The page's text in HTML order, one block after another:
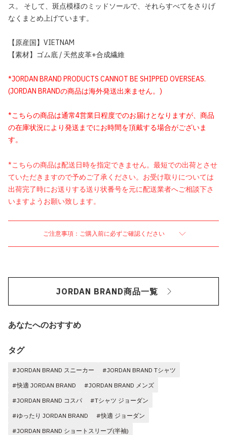
ス。 そして、斑点模様のミッドソールで、それらすべてをさりげ
なくまとめ上げています。
【原産国】VIETNAM
【素材】ゴム底 / 天然皮革+合成繊維
*JORDAN BRAND PRODUCTS CANNOT BE SHIPPED OVERSEAS.
(JORDAN BRANDの商品は海外発送出来ません。)
*こちらの商品は通常4営業日程度でのお届けとなりますが、商品
の在庫状況により発送までにお時間を頂戴する場合がございま
す。
*こちらの商品は配送日時を指定できません。最短での出荷とさせ
ていただきますので予めご了承ください。お受け取りについては
出荷完了時にお送りする送り状番号を元に配送業者へご相談下さ
いますようお願い致します。
ご注意事項：ご購入前に必ずご確認ください
JORDAN BRAND商品一覧
あなたへのおすすめ
タグ
#JORDAN BRAND スニーカー
#JORDAN BRAND Tシャツ
#快適 JORDAN BRAND
#JORDAN BRAND メンズ
#JORDAN BRAND コスパ
#Tシャツ ジョーダン
#ゆったり JORDAN BRAND
#快適 ジョーダン
#JORDAN BRAND ショートスリーブ(半袖)